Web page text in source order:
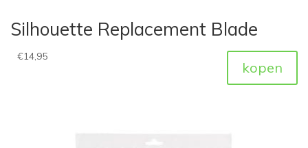
Silhouette Replacement Blade
€14,95
kopen